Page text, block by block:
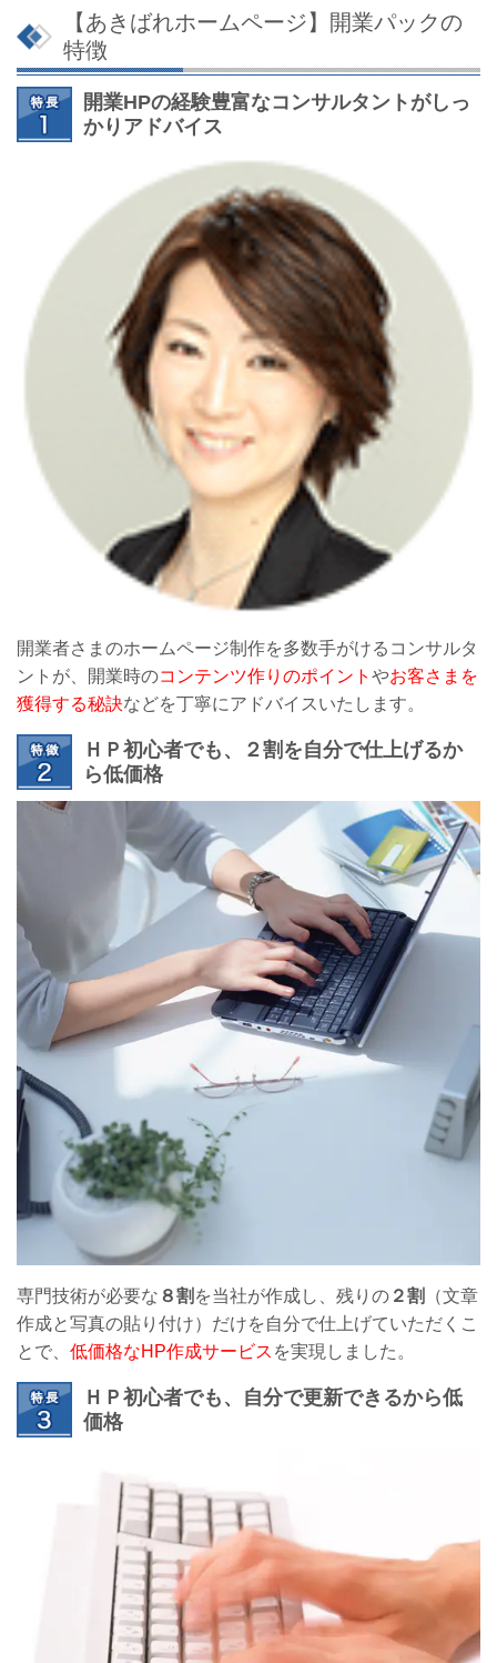
【あきばれホームページ】開業パックの
特徴
開業HPの経験豊富なコンサルタントがしっ
かりアドバイス
開業者さまのホームページ制作を多数手がけるコンサルタ
ントが、開業時のコンテンツ作りのポイント やお客さまを
獲得する秘訣などを丁寧にアドバイスいたします。
ＨＰ初心者でも、２割を自分で仕上げるか
ら低価格
専門技術が必要な ８割 を当社が作成し、残りの ２割
（文章
作成と写真の貼り付け）だけを自分で仕上げていただくこ
とで、 低価格なHP作成サービス を実現しました。
ＨＰ初心者でも、自分で更新できるから低
価格